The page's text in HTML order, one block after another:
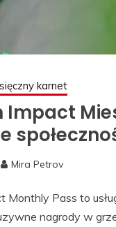
karnet
Impact
Mira Petrov
Monthly Pass to
nagrody w